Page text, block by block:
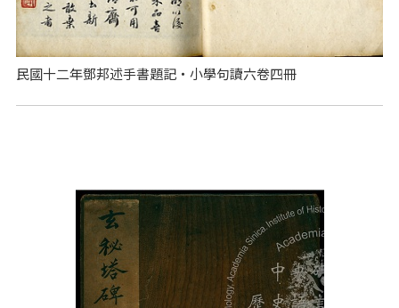
民國十二年鄧邦述手書題記‧小學句讀六卷四冊